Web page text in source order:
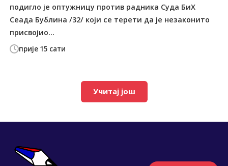
прије 15 сати
подигло је оптужницу против радника Суда БиХ
Сеада Бублина /32/ који се терети да је незаконито
присвојио...
Учитај још